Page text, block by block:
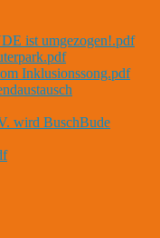
ist umgezogen!.pdf
Inklusionssong.pdf
wird BuschBude